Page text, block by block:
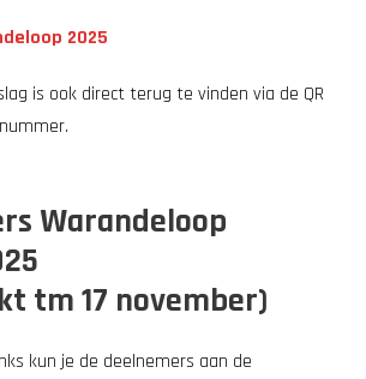
p 2025
is ook direct terug te vinden via de QR
Warandeloop
tm 17 november)
kun je de deelnemers aan de